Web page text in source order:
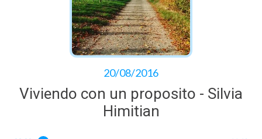
20/08/2016
Viviendo con un proposito - Silvia
Himitian